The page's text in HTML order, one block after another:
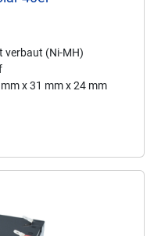
verbaut (Ni-MH)
x 31 mm x 24 mm